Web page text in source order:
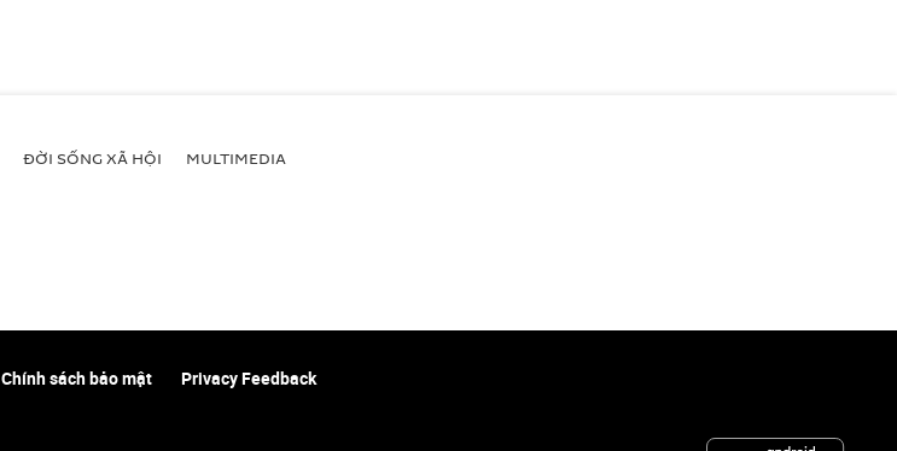
ĐỜI SỐNG XÃ HỘI MULTIMEDIA
Chính sách bảo mật Privacy Feedback